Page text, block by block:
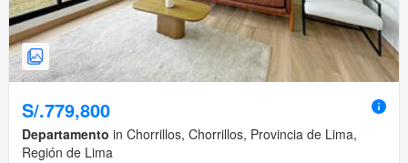
S/.779,800
Departamento in Chorrillos, Chorrillos, Provincia de Lima,
Región de Lima